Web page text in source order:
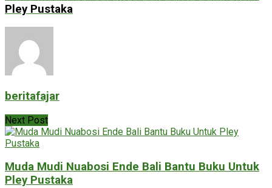
Pley Pustaka
beritafajar
Next Post
Muda Mudi Nuabosi Ende Bali Bantu Buku Untuk
Pley Pustaka